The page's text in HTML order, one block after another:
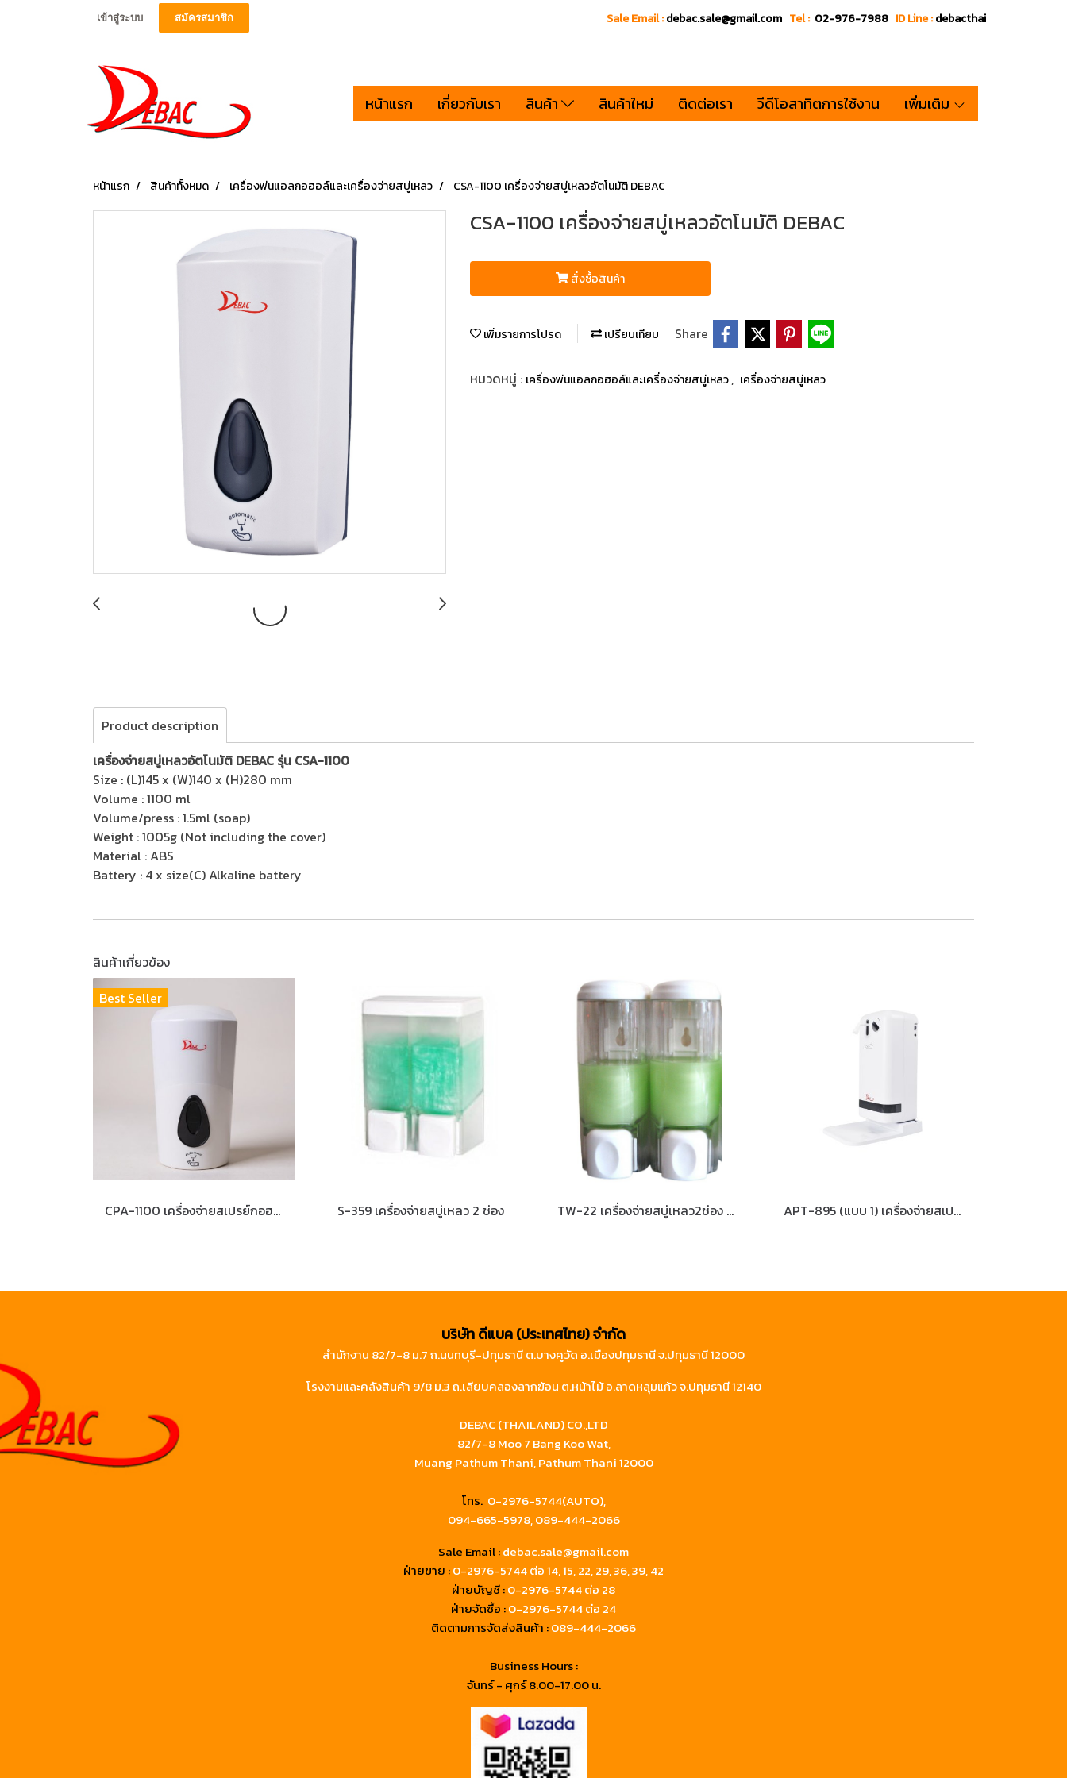
เข้าสู่ระบบ สมัครสมาชิก Sale Email :debac.sale@gmail.com Tel : 02-976-7988 ID Line :debacthai
หน้าแรก เกี่ยวกับเรา สินค้า สินค้าใหม่ ติดต่อเรา วีดีโอสาทิตการใช้งาน เพิ่มเติม
หน้าแรก สินค้าทั้งหมด เครื่องพ่นแอลกอฮอล์และเครื่องจ่ายสบู่เหลว CSA-1100 เครื่องจ่ายสบู่เหลวอัตโนมัติ DEBAC
CSA-1100 เครื่องจ่ายสบู่เหลวอัตโนมัติ DEBAC
สั่งซื้อสินค้า
เพิ่มรายการโปรด เปรียบเทียบ Share
หมวดหมู่ : เครื่องพ่นแอลกอฮอล์และเครื่องจ่ายสบู่เหลว, เครื่องจ่ายสบู่เหลว
Product description
เครื่องจ่ายสบู่เหลวอัตโนมัติ DEBAC รุ่น CSA-1100
Size : (L)145 x (W)140 x (H)280 mm
Volume : 1100 ml
Volume/press : 1.5ml (soap)
Weight : 1005g (Not including the cover)
Material : ABS
Battery : 4 x size(C) Alkaline battery
สินค้าเกี่ยวข้อง
Best Seller
CPA-1100 เครื่องจ่ายสเปรย์กอฮอล์อัตโนมัติ S-359 เครื่องจ่ายสบู่เหลว 2 ช่อง TW-22 เครื่องจ่ายสบู่เหลว2ช่อง DEBAC APT-895 (แบบ 1) เครื่องจ่ายสเปรย์แอลกอออล์อัตโนมัติ แบบตั้งโต๊ะ/แขวงผนัง DEBAC
บริษัท ดีแบค (ประเทศไทย) จำกัด
สำนักงาน 82/7-8 ม.7 ถ.นนทบุรี-ปทุมธานี ต.บางคูวัด อ.เมืองปทุมธานี จ.ปทุมธานี 12000
โรงงานและคลังสินค้า 9/8 ม.3 ถ.เลียบคลองลากฆ้อน ต.หน้าไม้ อ.ลาดหลุมแก้ว จ.ปทุมธานี 12140
DEBAC (THAILAND) CO.,LTD
82/7-8 Moo 7 Bang Koo Wat,
Muang Pathum Thani, Pathum Thani 12000
โทร. 0-2976-5744(AUTO),
094-665-5978,089-444-2066
Sale Email :debac.sale@gmail.com
ฝ่ายขาย :0-2976-5744ต่อ 14, 15, 22, 29, 36, 39, 42
ฝ่ายบัญชี :0-2976-5744 ต่อ 28
ฝ่ายจัดซื้อ :0-2976-5744 ต่อ 24
ติดตามการจัดส่งสินค้า :089-444-2066
Business Hours :
จันทร์ - ศุกร์ 8.00-17.00 น.